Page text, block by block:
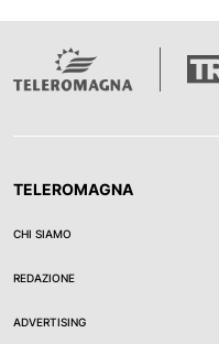
TELEROMAGNA
CHI SIAMO
REDAZIONE
ADVERTISING